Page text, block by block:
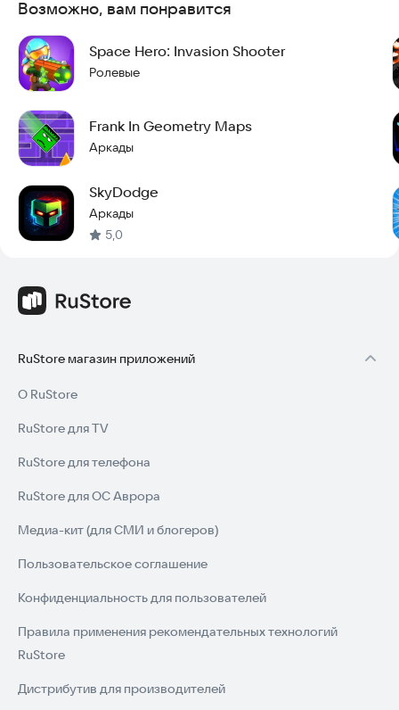
Возможно, вам понравится
Space Hero: Invasion Shooter
Ролевые
Frank In Geometry Maps
Аркады
SkyDodge
Аркады
5,0
RuStore магазин приложений
О RuStore
RuStore для TV
RuStore для телефона
RuStore для ОС Аврора
Медиа-кит (для СМИ и блогеров)
Пользовательское соглашение
Конфиденциальность для пользователей
Правила применения рекомендательных технологий
RuStore
Дистрибутив для производителей